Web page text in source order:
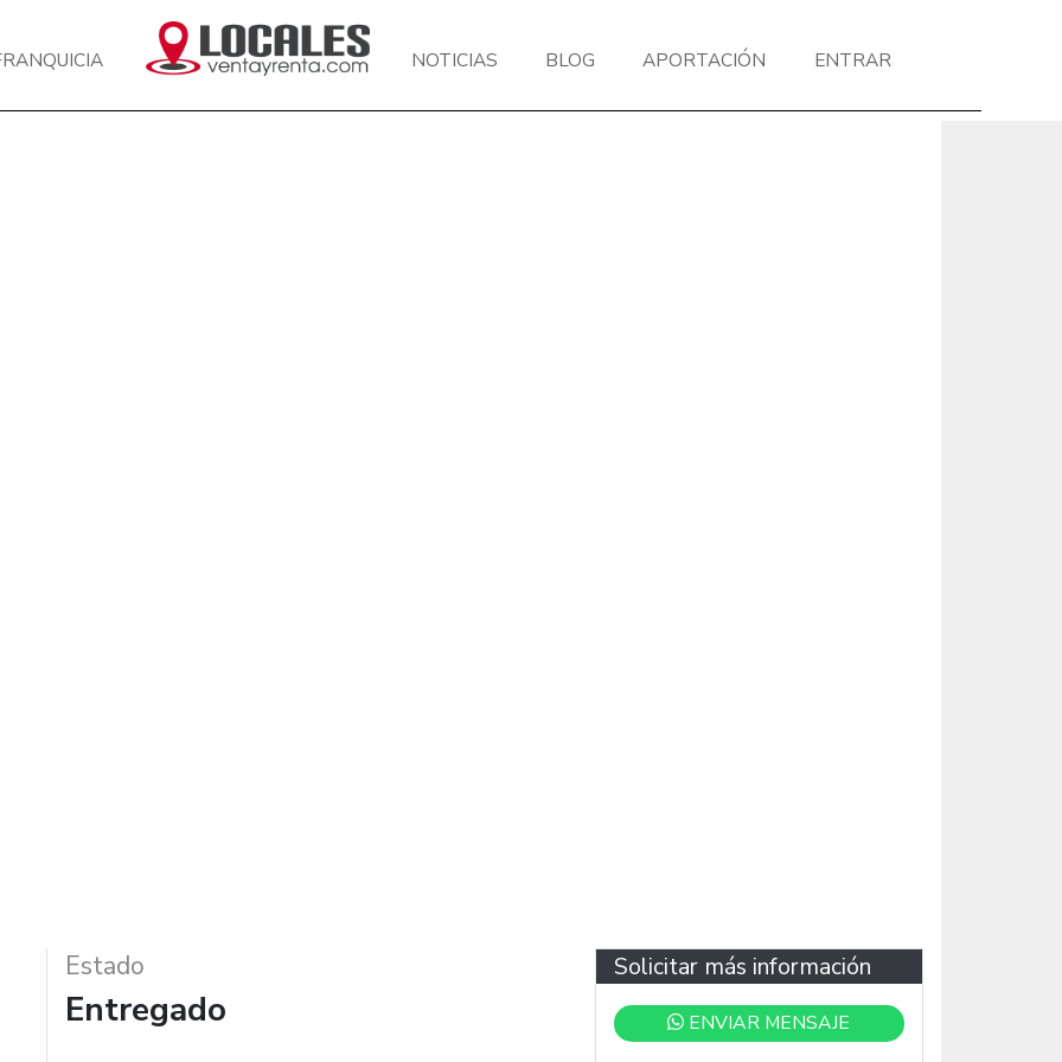
NOTICIAS BLOG APORTACIÓN ENTRAR
Estado
Entregado
Solicitar más información
ENVIAR MENSAJE